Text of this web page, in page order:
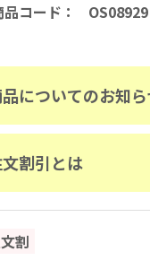
品コード ： OS08929
についてのお知
割引とは
割